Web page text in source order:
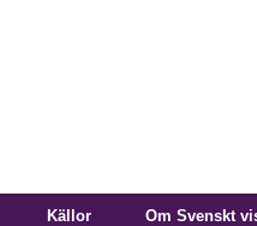
Källor Om Svenskt